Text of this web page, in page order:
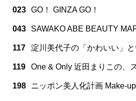
023 GO！ GINZA GO！
043 SAWAKO ABE BEAUTY
117 淀川美代子の「かわいい」と
119 One & Only 近田まりこの、
198 ニッポン美人化計画 Make-